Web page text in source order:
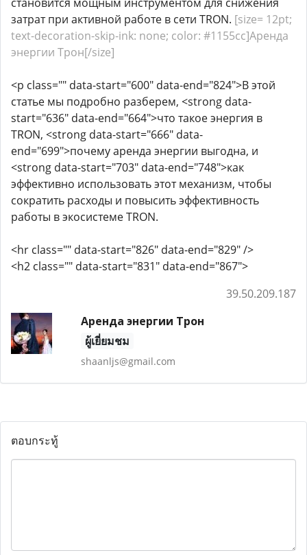
затрат при активной работе в сети TRON. [size= 12pt;
text-decoration-skip-ink: none; color: #1155cc]Аренда
энергии Трон[/size]
<p class="" data-start="600" data-end="824">В этой
статье мы подробно разберем, <strong data-
start="636" data-end="664">что такое энергия в
TRON, <strong data-start="666" data-
end="699">почему аренда энергии выгодна, и
<strong data-start="703" data-end="748">как
эффективно использовать этот механизм, чтобы
сократить расходы и повысить эффективность
работы в экосистеме TRON.
<hr class="" data-start="826" data-end="829" />
<h2 class="" data-start="831" data-end="867">
39.50.209.187
Аренда энергии Трон
ผู้เยี่ยมชม
shaanljs@gmail.com
ตอบกระทู้